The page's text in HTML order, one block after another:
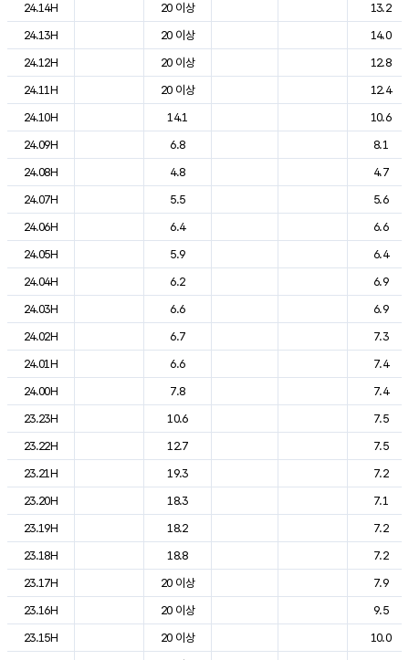
24.14H
20 이상
13.2
24.13H
20 이상
14.0
24.12H
20 이상
12.8
24.11H
20 이상
12.4
24.10H
14.1
10.6
24.09H
6.8
8.1
24.08H
4.8
4.7
24.07H
5.5
5.6
24.06H
6.4
6.6
24.05H
5.9
6.4
24.04H
6.2
6.9
24.03H
6.6
6.9
24.02H
6.7
7.3
24.01H
6.6
7.4
24.00H
7.8
7.4
23.23H
10.6
7.5
23.22H
12.7
7.5
23.21H
19.3
7.2
23.20H
18.3
7.1
23.19H
18.2
7.2
23.18H
18.8
7.2
23.17H
20 이상
7.9
23.16H
20 이상
9.5
23.15H
20 이상
10.0